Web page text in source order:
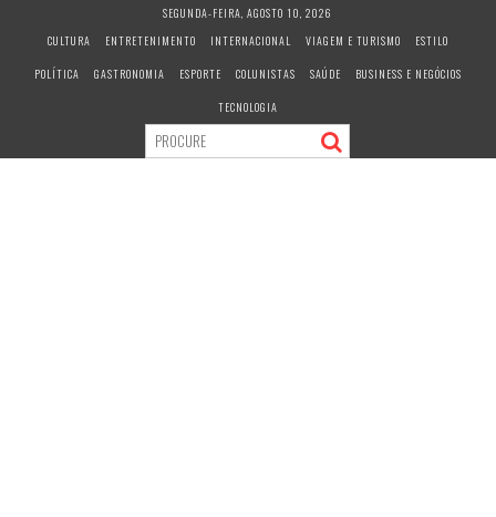
c
SEGUNDA-FEIRA, AGOSTO 10, 2026
CULTURA
ENTRETENIMENTO INTERNACIONAL VIAGEM E TURISMO
ESTILO
POLÍTICA
GASTRONOMIA ESPORTE COLUNISTAS SAÚDE
BUSINESS E NEGÓCIOS
TECNOLOGIA